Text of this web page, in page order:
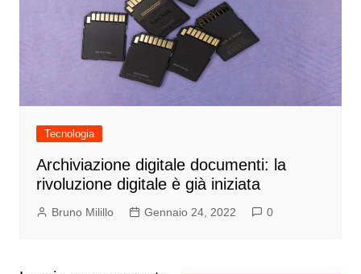
Tecnologia
Archiviazione digitale documenti: la
rivoluzione digitale è già iniziata
Bruno Milillo Gennaio 24, 2022 0